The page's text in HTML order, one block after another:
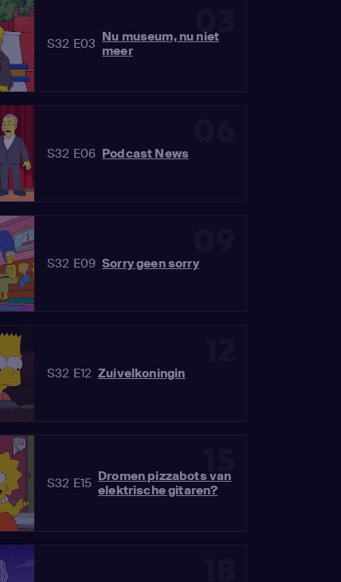
03
S32 E03 Nu museum, nu niet
meer
S32 E06 Podcast News
S32 E09 Sorry geen sorry
S32 E12 Zuivelkoningin
S32 E15 Dromen pizzabots van
elektrische gitaren?